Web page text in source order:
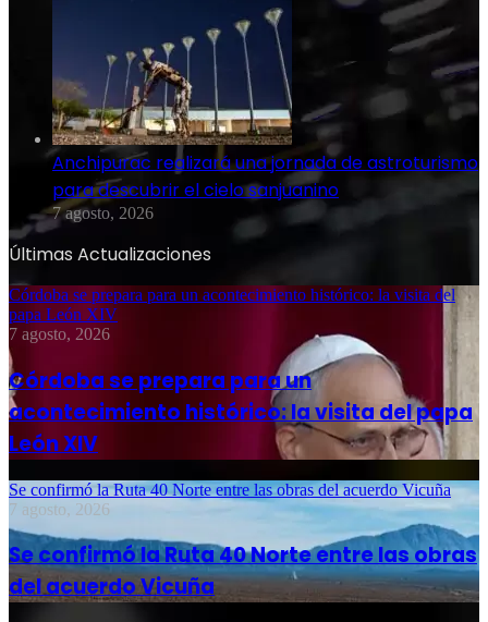
Anchipurac realizará una jornada de astroturismo
para descubrir el cielo sanjuanino
7 agosto, 2026
Últimas Actualizaciones
Córdoba se prepara para un acontecimiento histórico: la visita del
papa León XIV
7 agosto, 2026
Córdoba se prepara para un
acontecimiento histórico: la visita del papa
León XIV
Se confirmó la Ruta 40 Norte entre las obras del acuerdo Vicuña
7 agosto, 2026
Se confirmó la Ruta 40 Norte entre las obras
del acuerdo Vicuña